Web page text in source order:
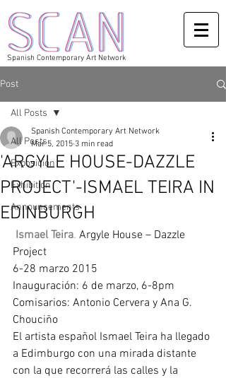
Spanish Contemporary Art Network
Post
All Posts
Exposicion
Exhibition
Announcements
All Posts
'ARGYLE HOUSE-DAZZLE
PROJECT'-ISMAEL TEIRA IN
EDINBURGH
Spanish Contemporary Art Network
Mar 5, 2015 3 min read
Ismael Teira. Argyle House – Dazzle
Project
6-28 marzo 2015
Inauguración: 6 de marzo, 6-8pm
Comisarios: Antonio Cervera y Ana G.
Chouciño
El artista español Ismael Teira ha llegado
a Edimburgo con una mirada distante
con la que recorrerá las calles y la